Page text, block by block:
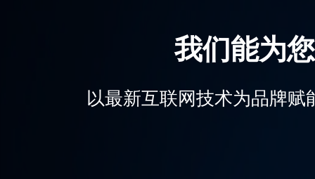
我们能为
以最新互联网技术为品牌